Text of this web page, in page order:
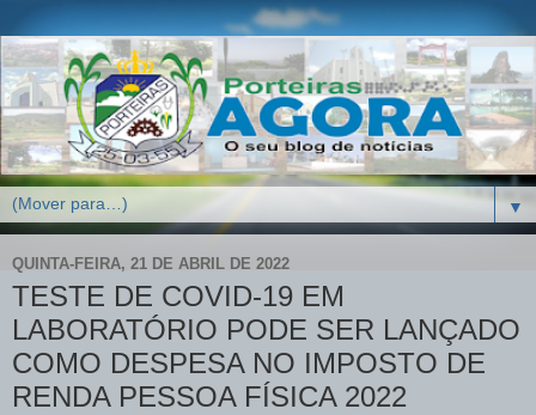
▼
QUINTA-FEIRA, 21 DE ABRIL DE 2022
TESTE DE COVID-19 EM
LABORATÓRIO PODE SER LANÇADO
COMO DESPESA NO IMPOSTO DE
RENDA PESSOA FÍSICA 2022